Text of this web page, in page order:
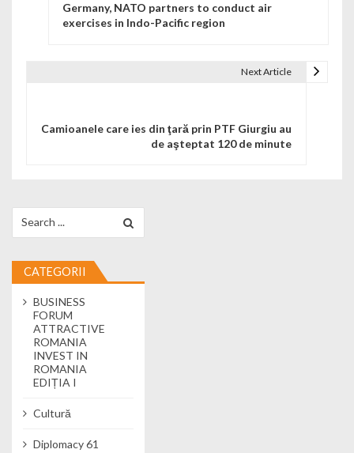
Germany, NATO partners to conduct air
exercises in Indo-Pacific region
Next Article
Camioanele care ies din ţară prin PTF Giurgiu au
de aşteptat 120 de minute
CATEGORII
BUSINESS
FORUM
ATTRACTIVE
ROMANIA
INVEST IN
ROMANIA
EDIȚIA I
Cultură
Diplomacy 61